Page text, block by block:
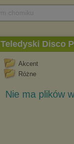
Teledyski Disco
Akcent
Różne
Nie ma plików